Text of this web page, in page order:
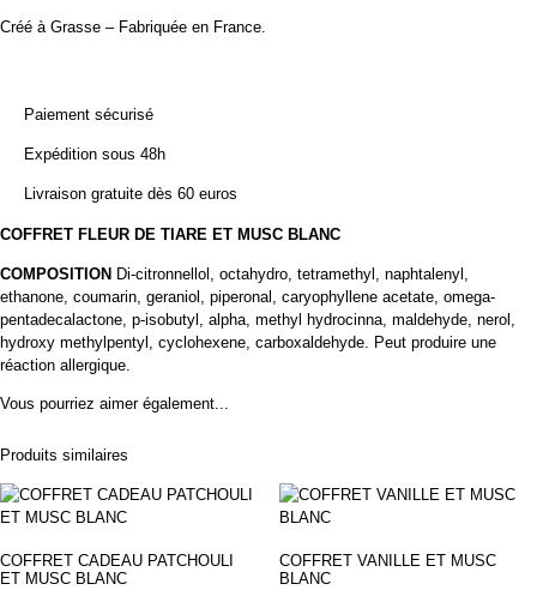
Créé à Grasse – Fabriquée en France.
Paiement sécurisé
Expédition sous 48h
Livraison gratuite dès 60 euros
COFFRET FLEUR DE TIARE ET MUSC BLANC
COMPOSITION Di-citronnellol, octahydro, tetramethyl, naphtalenyl,
ethanone, coumarin, geraniol, piperonal, caryophyllene acetate, omega-
pentadecalactone, p-isobutyl, alpha, methyl hydrocinna, maldehyde, nerol,
hydroxy methylpentyl, cyclohexene, carboxaldehyde. Peut produire une
réaction allergique.
Vous pourriez aimer également...
Produits similaires
COFFRET CADEAU PATCHOULI
ET MUSC BLANC
COFFRET VANILLE ET MUSC
BLANC